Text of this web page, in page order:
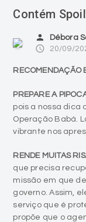
Contém
person Débora
access_time 20/09/
RECOMENDAÇÃO
PREPARE A
pois a nossa dica
Operação Babá.
vibrante nos
RENDE MUITAS
que precisa
missão em que
governo. Assim,
serviço que é
propõe que o